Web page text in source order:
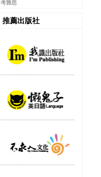
考雅思
推薦出版社